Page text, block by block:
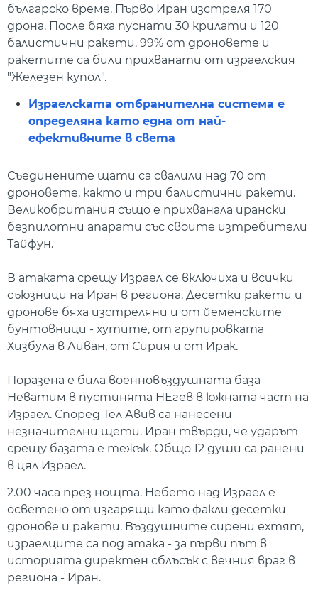
българско време. Първо Иран изстреля 170
дрона. После бяха пуснати 30 крилати и 120
балистични ракети. 99% от дроновете и
ракетите са били прихванати от израелския
"Железен купол".
Израелската отбранителна система е
определяна като една от най-
ефективните в света
Съединените щати са свалили над 70 от
дроновете, както и три балистични ракети.
Великобритания също е прихванала ирански
безпилотни апарати със своите изтребители
Тайфун.
В атаката срещу Израел се включиха и всички
съюзници на Иран в региона. Десетки ракети и
дронове бяха изстреляни и от йеменските
бунтовници - хутите, от групировката
Хизбула в Ливан, от Сирия и от Ирак.
Поразена е била военновъздушната база
Неватим в пустинята НЕгев в южната част на
Израел. Според Тел Авив са нанесени
незначителни щети. Иран твърди, че ударът
срещу базата е тежък. Общо 12 души са ранени
в цял Израел.
2.00 часа през нощта. Небето над Израел е
осветено от изгарящи като факли десетки
дронове и ракети. Въздушните сирени ехтят,
израелците са под атака - за първи път в
историята директен сблъсък с вечния враг в
региона - Иран.